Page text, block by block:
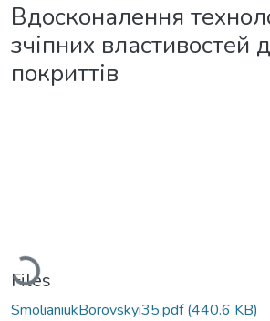
Вдосконалення
зчіпних властивостей
покриттів
Files
SmolianiukBorovskyi35.pdf(440.6 KB)